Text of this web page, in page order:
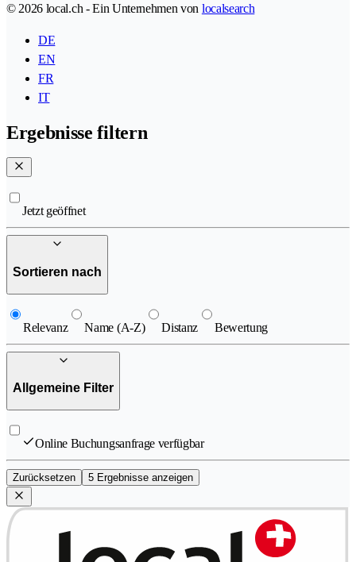
© 2026 local.ch - Ein Unternehmen von localsearch
DE
EN
FR
IT
Ergebnisse filtern
Jetzt geöffnet
Sortieren nach
Relevanz Name (A-Z) Distanz Bewertung
Allgemeine Filter
Online Buchungsanfrage verfügbar
Zurücksetzen 5 Ergebnisse anzeigen